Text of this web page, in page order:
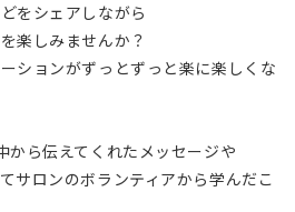
をシェアしながら
楽しみませんか？
ションがずっとずっと楽に楽しくな
から伝えてくれたメッセージや
サロンのボランティアから学んだこ